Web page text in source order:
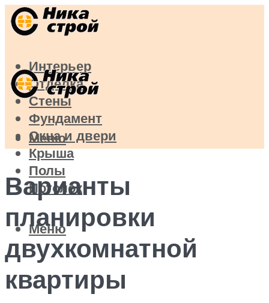
Интерьер
Отделка
Стены
Фундамент
Окна и двери
Крыша
Полы
Потолок
Меню
Меню
Варианты
планировки
двухкомнатной
квартиры